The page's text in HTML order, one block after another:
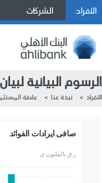
الأفراد الشركات
الرسوم البيانية
الأفراد نبذة عنا علاقة